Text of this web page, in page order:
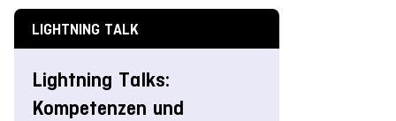
LIGHTNING TALK
Lightning Talks:
Kompetenzen und